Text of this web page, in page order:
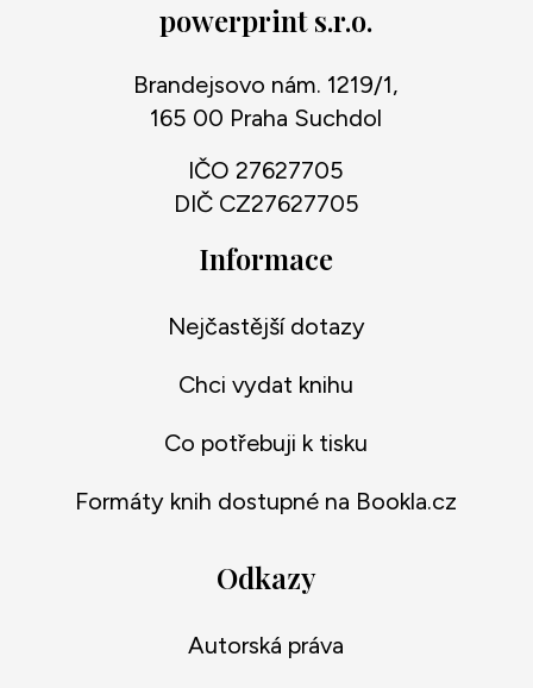
powerprint s.r.o.
Brandejsovo nám. 1219/1,
165 00 Praha Suchdol
IČO 27627705
DIČ CZ27627705
Informace
Nejčastější dotazy
Chci vydat knihu
Co potřebuji k tisku
Formáty knih dostupné na Bookla.cz
Odkazy
Autorská práva